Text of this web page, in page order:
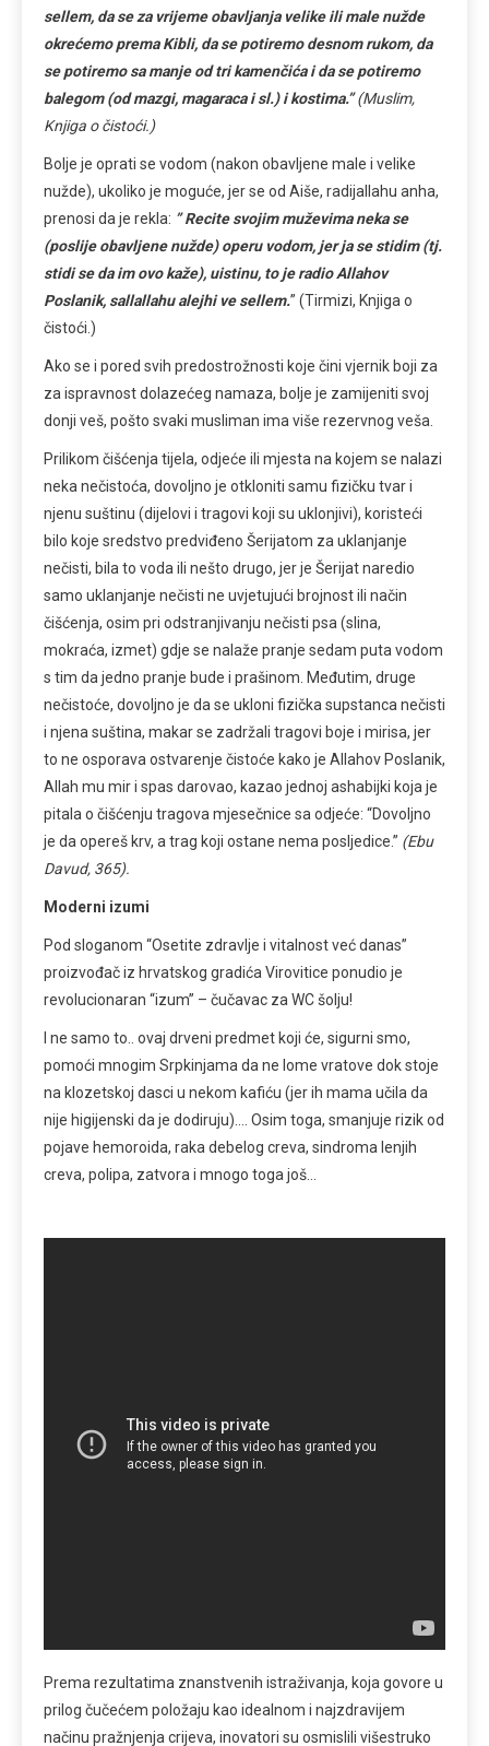
sellem, da se za vrijeme obavljanja velike ili male nužde
okrećemo prema Kibli, da se potiremo desnom rukom, da
se potiremo sa manje od tri kamenčića i da se potiremo
balegom (od mazgi, magaraca i sl.) i kostima.”(Muslim,
Knjiga o čistoći.)
Bolje je oprati se vodom (nakon obavljene male i velike
nužde), ukoliko je moguće, jer se od Aiše, radijallahu anha,
prenosi da je rekla: ” Recite svojim muževima neka se
(poslije obavljene nužde) operu vodom, jer ja se stidim (tj.
stidi se da im ovo kaže), uistinu, to je radio Allahov
Poslanik, sallallahu alejhi ve sellem.” (Tirmizi, Knjiga o
čistoći.)
Ako se i pored svih predostrožnosti koje čini vjernik boji za
za ispravnost dolazećeg namaza, bolje je zamijeniti svoj
donji veš, pošto svaki musliman ima više rezervnog veša.
Prilikom čišćenja tijela, odjeće ili mjesta na kojem se nalazi
neka nečistoća, dovoljno je otkloniti samu fizičku tvar i
njenu suštinu (dijelovi i tragovi koji su uklonjivi), koristeći
bilo koje sredstvo predviđeno Šerijatom za uklanjanje
nečisti, bila to voda ili nešto drugo, jer je Šerijat naredio
samo uklanjanje nečisti ne uvjetujući brojnost ili način
čišćenja, osim pri odstranjivanju nečisti psa (slina,
mokraća, izmet) gdje se nalaže pranje sedam puta vodom
s tim da jedno pranje bude i prašinom. Međutim, druge
nečistoće, dovoljno je da se ukloni fizička supstanca nečisti
i njena suština, makar se zadržali tragovi boje i mirisa, jer
to ne osporava ostvarenje čistoće kako je Allahov Poslanik,
Allah mu mir i spas darovao, kazao jednoj ashabijki koja je
pitala o čišćenju tragova mjesečnice sa odjeće: “Dovoljno
je da opereš krv, a trag koji ostane nema posljedice.” (Ebu
Davud, 365).
Moderni izumi
Pod sloganom “Osetite zdravlje i vitalnost već danas”
proizvođač iz hrvatskog gradića Virovitice ponudio je
revolucionaran “izum” – čučavac za WC šolju!
I ne samo to.. ovaj drveni predmet koji će, sigurni smo,
pomoći mnogim Srpkinjama da ne lome vratove dok stoje
na klozetskoj dasci u nekom kafiću (jer ih mama učila da
nije higijenski da je dodiruju)…. Osim toga, smanjuje rizik od
pojave hemoroida, raka debelog creva, sindroma lenjih
creva, polipa, zatvora i mnogo toga još…
Prema rezultatima znanstvenih istraživanja, koja govore u
prilog čučećem položaju kao idealnom i najzdravijem
načinu pražnjenja crijeva, inovatori su osmislili višestruko